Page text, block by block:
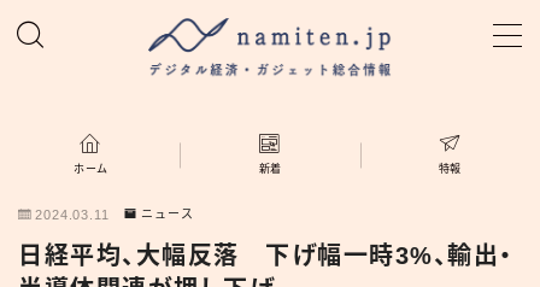
ホームホーム 新着 特報
2024.03.11 ニュース
日経平均、大幅反落 下げ幅一時3%、輸出・